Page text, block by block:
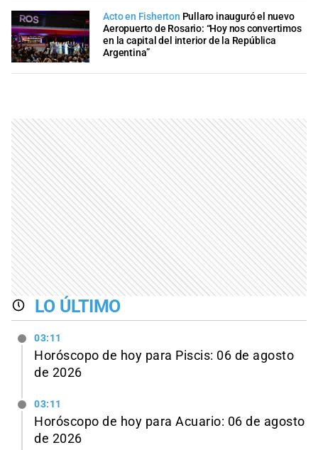
Acto en Fisherton Pullaro inauguró el nuevo
Aeropuerto de Rosario: “Hoy nos convertimos
en la capital del interior de la República
Argentina”
LO ÚLTIMO
03:11
Horóscopo de hoy para Piscis: 06 de agosto
de 2026
03:11
Horóscopo de hoy para Acuario: 06 de agosto
de 2026